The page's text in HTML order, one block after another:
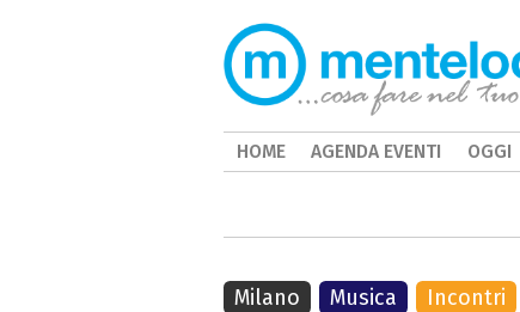
Milano Musica Incontri
HOME AGENDA EVENTI OGGI